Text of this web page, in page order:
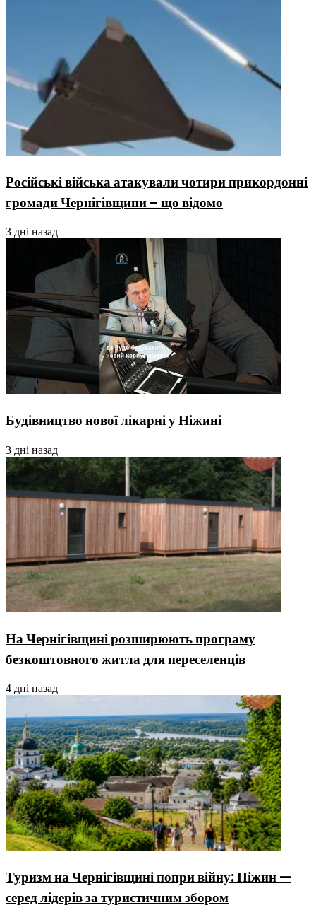
Російські війська атакували чотири прикордонні
громади Чернігівщини – що відомо
3 дні назад
Будівництво нової лікарні у Ніжині
3 дні назад
На Чернігівщині розширюють програму
безкоштовного житла для переселенців
4 дні назад
Туризм на Чернігівщині попри війну: Ніжин —
серед лідерів за туристичним збором